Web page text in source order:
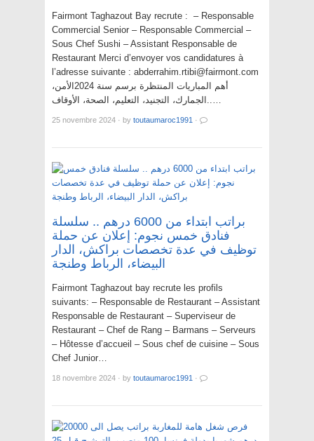
Fairmont Taghazout Bay recrute : – Responsable
Commercial Senior – Responsable Commercial –
Sous Chef Sushi – Assistant Responsable de
Restaurant Merci d’envoyer vos candidatures à
l’adresse suivante : abderrahim.rtibi@fairmont.com
أهم المباريات المنتظرة برسم سنة 2024الأمن،
الجمارك، التجنيد، التعليم، الصحة، الأوقاف..…
25 novembre 2024 · by toutaumaroc1991 ·
براتب ابتداء من 6000 درهم .. سلسلة
فنادق خمس نجوم: إعلان عن حملة
توظيف في عدة تخصصات براكش، الدار
البيضاء، الرباط وطنجة
Fairmont Taghazout bay recrute les profils
suivants: – Responsable de Restaurant – Assistant
Responsable de Restaurant – Superviseur de
Restaurant – Chef de Rang – Barmans – Serveurs
– Hôtesse d’accueil – Sous chef de cuisine – Sous
Chef Junior…
18 novembre 2024 · by toutaumaroc1991 ·